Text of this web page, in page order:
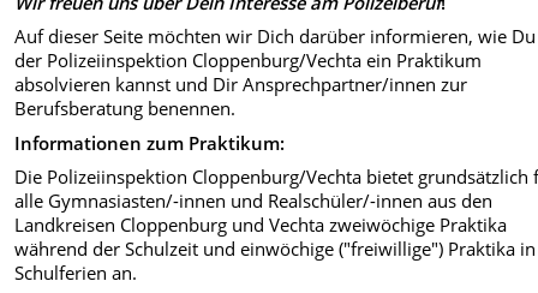
Auf dieser Seite möchten wir Dich darüber informieren, wie
der Polizeiinspektion Cloppenburg/Vechta ein Praktikum
absolvieren kannst und Dir Ansprechpartner/innen zur
Berufsberatung benennen.
Informationen zum Praktikum:
Die Polizeiinspektion Cloppenburg/Vechta bietet grundsätzlich
alle Gymnasiasten/-innen und Realschüler/-innen aus den
Landkreisen Cloppenburg und Vechta zweiwöchige Praktika
während der Schulzeit und einwöchige ("freiwillige") Praktika
Schulferien an.